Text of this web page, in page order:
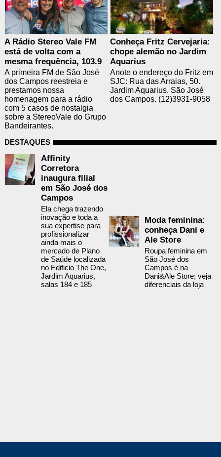
A Rádio Stereo Vale FM
está de volta com a
mesma frequência, 103.9
A primeira FM de São José
dos Campos reestreia e
prestamos nossa
homenagem para a rádio
com 5 casos de nostalgia
sobre a StereoVale do Grupo
Bandeirantes.
Conheça Fritz Cervejaria:
chope alemão no Jardim
Aquarius
Anote o endereço do Fritz em
SJC: Rua das Arraias, 50.
Jardim Aquarius. São José
dos Campos. (12)3931-9058
DESTAQUES
Affinity
Corretora
inaugura filial
em São José dos
Campos
Ela chega trazendo
inovação e toda a
sua expertise para
profissionalizar
ainda mais o
mercado de Plano
de Saúde localizada
no Edificio The One,
Jardim Aquarius,
salas 184 e 185
Moda feminina:
conheça Dani e
Ale Store
Roupa feminina em
São José dos
Campos é na
Dani&Ale Store; veja
diferenciais da loja